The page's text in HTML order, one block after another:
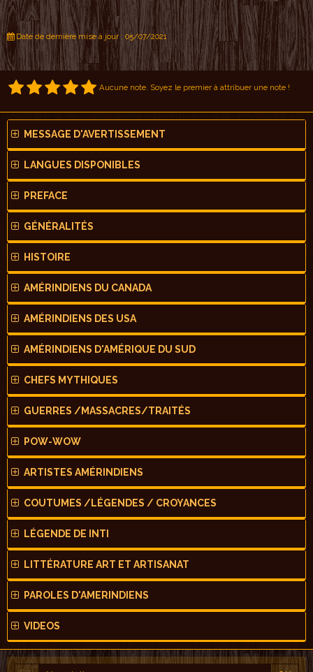
Date de dernière mise à jour : 05/07/2021
Aucune note. Soyez le premier à attribuer une note !
MESSAGE D'AVERTISSEMENT
LANGUES DISPONIBLES
PREFACE
GÉNÉRALITÉS
HISTOIRE
AMÉRINDIENS DU CANADA
AMÉRINDIENS DES USA
AMÉRINDIENS D'AMÉRIQUE DU SUD
CHEFS MYTHIQUES
GUERRES /MASSACRES/TRAITÉS
POW-WOW
ARTISTES AMÉRINDIENS
COUTUMES /LÉGENDES / CROYANCES
LÉGENDE DE INTI
LITTÉRATURE ART ET ARTISANAT
PAROLES D'AMERINDIENS
VIDEOS